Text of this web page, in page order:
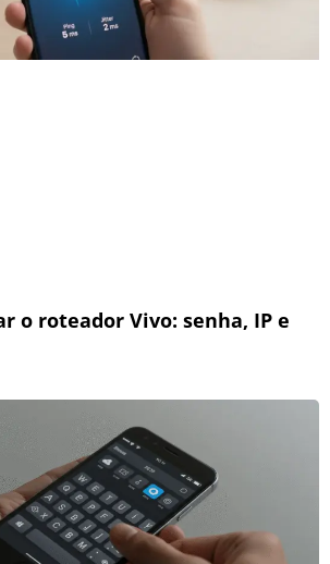
o roteador Vivo: senha, IP e